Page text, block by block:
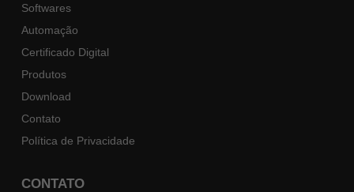
Softwares
Automação
Certificado Digital
Produtos
Download
Contato
Política de Privacidade
CONTATO